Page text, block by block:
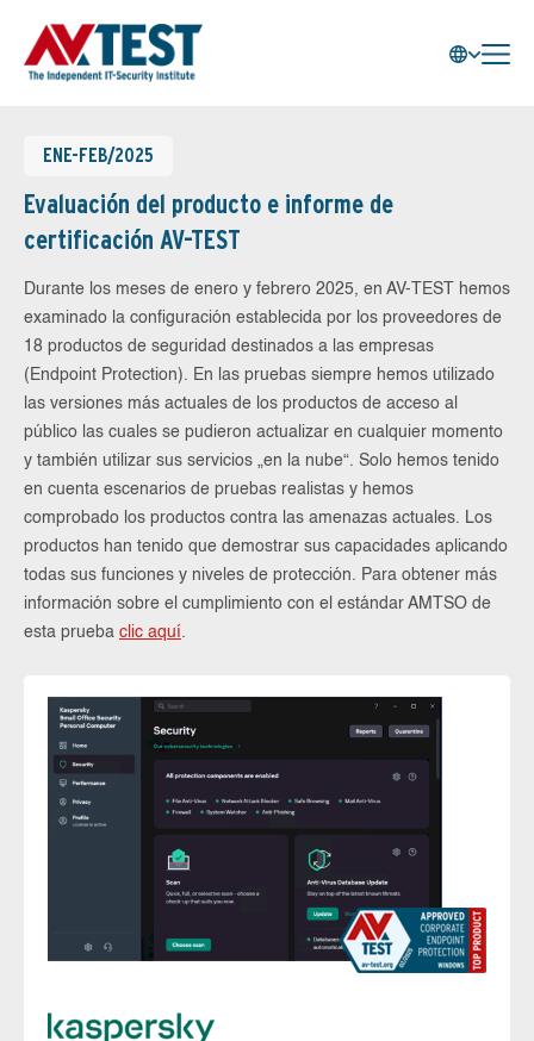
ENE-FEB/2025
Evaluación del producto e informe de
certificación AV-TEST
Durante los meses de enero y febrero 2025, en AV-TEST hemos
examinado la configuración establecida por los proveedores de
18 productos de seguridad destinados a las empresas
(Endpoint Protection). En las pruebas siempre hemos utilizado
las versiones más actuales de los productos de acceso al
público las cuales se pudieron actualizar en cualquier momento
y también utilizar sus servicios „en la nube“. Solo hemos tenido
en cuenta escenarios de pruebas realistas y hemos
comprobado los productos contra las amenazas actuales. Los
productos han tenido que demostrar sus capacidades aplicando
todas sus funciones y niveles de protección. Para obtener más
información sobre el cumplimiento con el estándar AMTSO de
esta prueba clic aquí.